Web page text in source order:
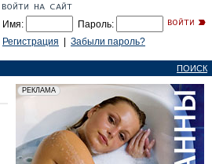
Имя:
Пароль:
Регистрация
Забыли пароль?
ПОИСК